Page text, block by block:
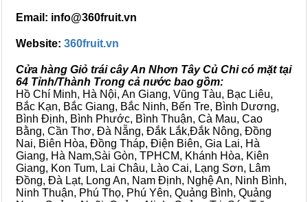
Email: info@360fruit.vn
Website: 360fruit.vn
Cửa hàng Giỏ trái cây An Nhơn Tây Củ Chi có mặt tại
64 Tỉnh/Thành Trong cả nước bao gồm:
Hồ Chí Minh, Hà Nội, An Giang, Vũng Tàu, Bạc Liêu,
Bắc Kạn, Bắc Giang, Bắc Ninh, Bến Tre, Bình Dương,
Bình Định, Bình Phước, Bình Thuận, Cà Mau, Cao
Bằng, Cần Thơ, Đà Nẵng, Đắk Lắk,Đắk Nông, Đồng
Nai, Biên Hòa, Đồng Tháp, Điện Biên, Gia Lai, Hà
Giang, Hà Nam,Sài Gòn, TPHCM, Khánh Hòa, Kiên
Giang, Kon Tum, Lai Châu, Lào Cai, Lạng Sơn, Lâm
Đồng, Đà Lạt, Long An, Nam Định, Nghệ An, Ninh Bình,
Ninh Thuận, Phú Thọ, Phú Yên, Quảng Bình, Quảng